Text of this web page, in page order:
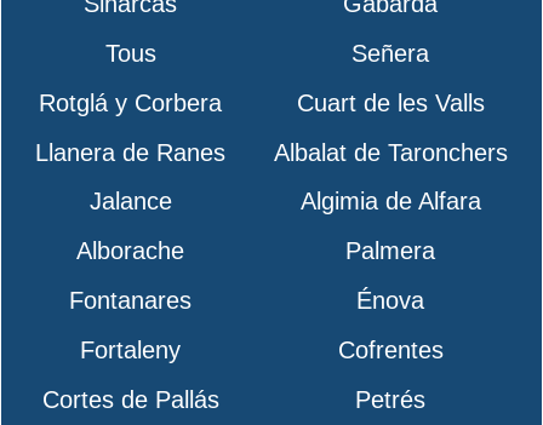
Tous
Señera
Rotglá y Corbera
Cuart de les Valls
Llanera de Ranes
Albalat de Taronchers
Jalance
Algimia de Alfara
Alborache
Palmera
Fontanares
Énova
Fortaleny
Cofrentes
Cortes de Pallás
Petrés